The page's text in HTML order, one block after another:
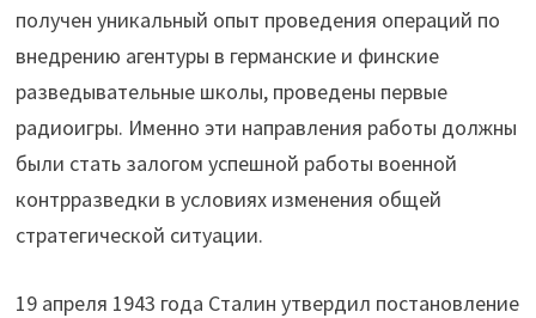
получен уникальный опыт проведения операций по
внедрению агентуры в германские и финские
разведывательные школы, проведены первые
радиоигры. Именно эти направления работы должны
были стать залогом успешной работы военной
контрразведки в условиях изменения общей
стратегической ситуации.
19 апреля 1943 года Сталин утвердил постановление